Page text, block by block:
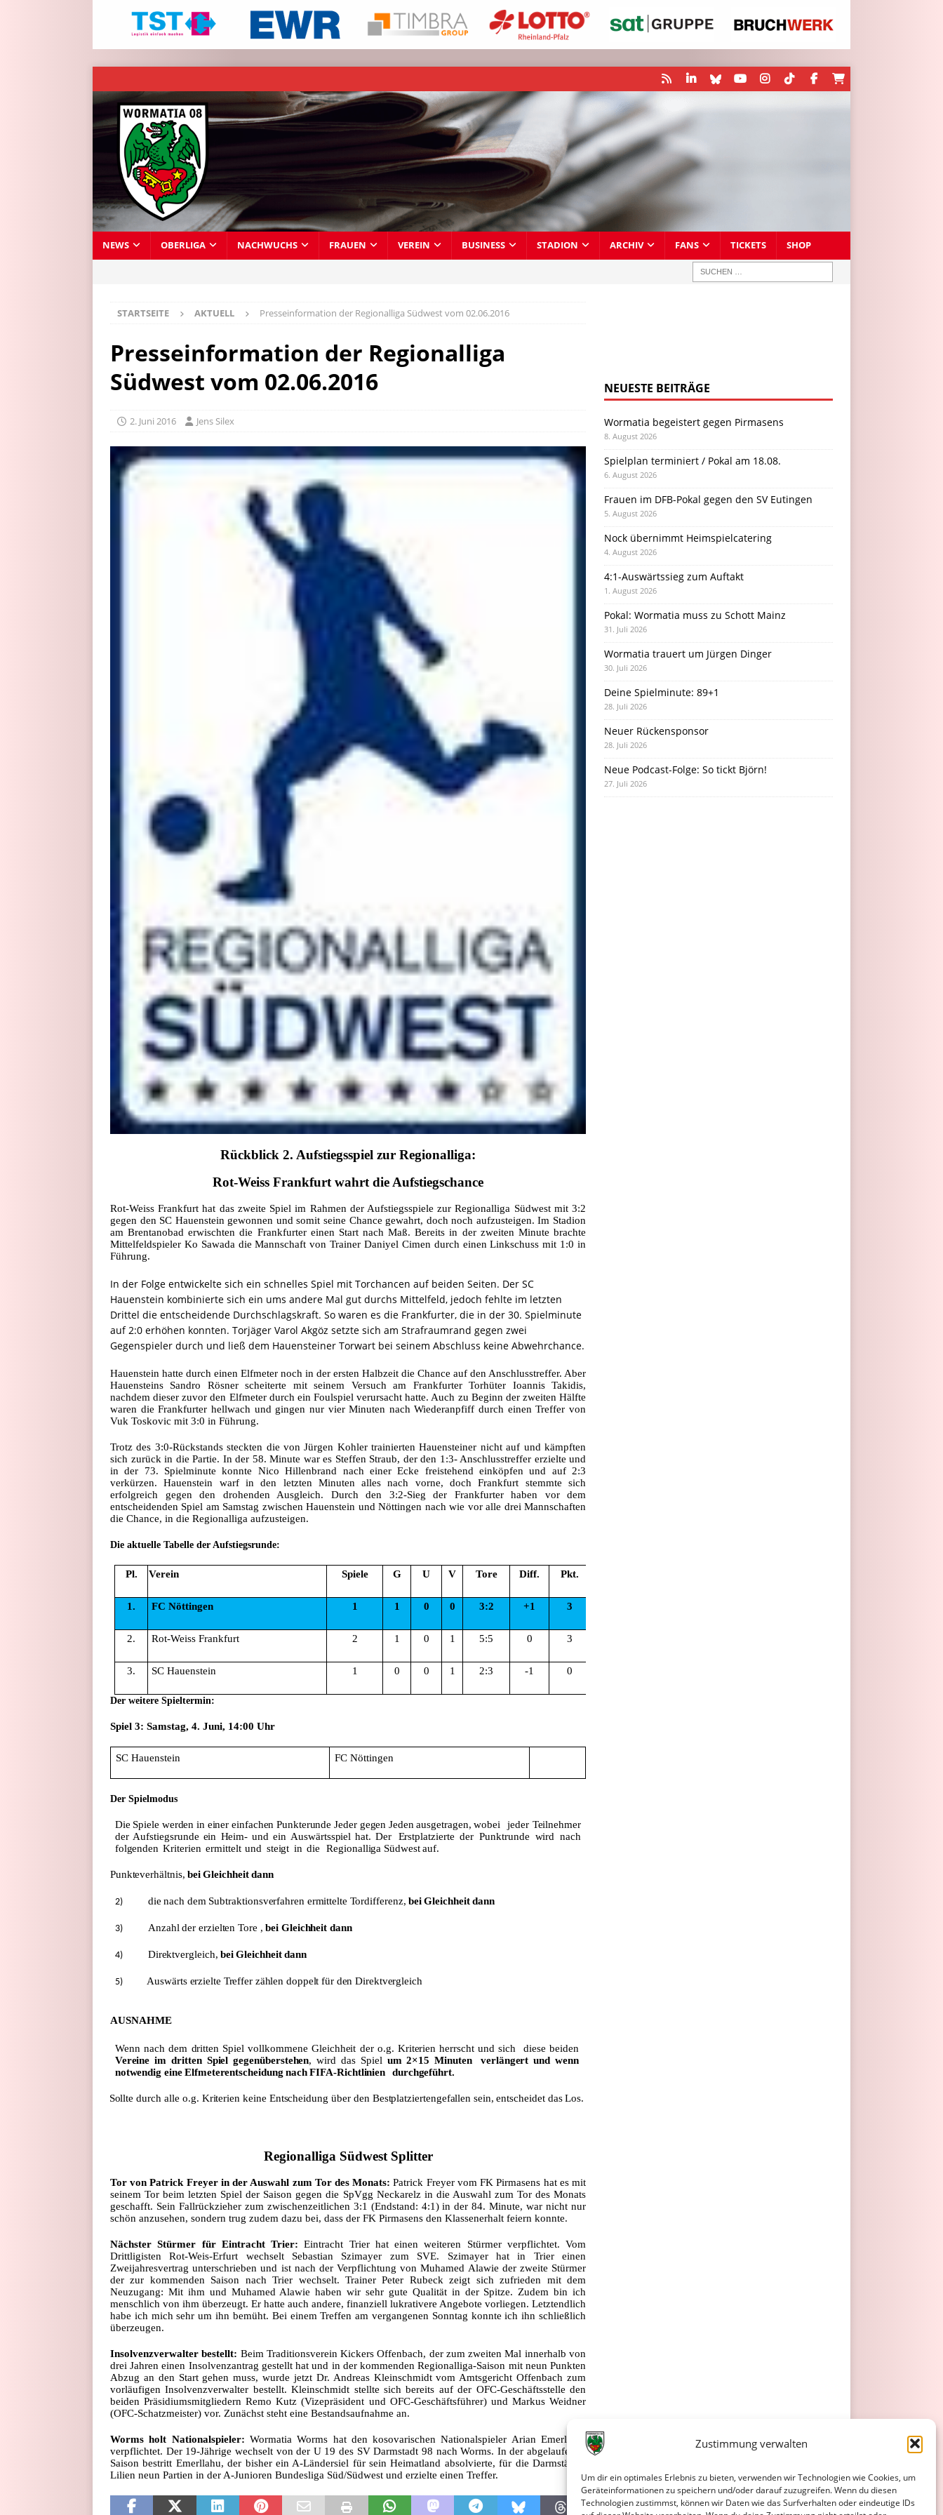
Zustimmung verwalten
Um dir ein optimales Erlebnis zu bieten, verwenden wir Technologien wie Cookies, um
Geräteinformationen zu speichern und/oder darauf zuzugreifen. Wenn du diesen
Technologien zustimmst, können wir Daten wie das Surfverhalten oder eindeutige IDs
NEWS OBERLIGA NACHWUCHS FRAUEN VEREIN BUSINESS STADION ARCHIV FANS TICKETS SHOP
STARTSEITE AKTUELL Presseinformation der Regionalliga Südwest vom 02.06.2016
Presseinformation der Regionalliga
Südwest vom 02.06.2016
2. Juni 2016 Jens Silex
Rückblick 2. Aufstiegsspiel zur Regionalliga:
Rot-Weiss Frankfurt wahrt die Aufstiegschance
Rot-Weiss Frankfurt hat das zweite Spiel im Rahmen der Aufstiegsspiele zur Regionalliga Südwest mit 3:2
gegen den SC Hauenstein gewonnen und somit seine Chance gewahrt, doch noch aufzusteigen. Im Stadion
am Brentanobad erwischten die Frankfurter einen Start nach Maß. Bereits in der zweiten Minute brachte
Mittelfeldspieler Ko Sawada die Mannschaft von Trainer Daniyel Cimen durch einen Linkschuss mit 1:0 in
Führung.
In der Folge entwickelte sich ein schnelles Spiel mit Torchancen auf beiden Seiten. Der SC
Hauenstein kombinierte sich ein ums andere Mal gut durchs Mittelfeld, jedoch fehlte im letzten
Drittel die entscheidende Durchschlagskraft. So waren es die Frankfurter, die in der 30. Spielminute
auf 2:0 erhöhen konnten. Torjäger Varol Akgöz setzte sich am Strafraumrand gegen zwei
Gegenspieler durch und ließ dem Hauensteiner Torwart bei seinem Abschluss keine Abwehrchance.
Hauenstein hatte durch einen Elfmeter noch in der ersten Halbzeit die Chance auf den Anschlusstreffer. Aber
Hauensteins Sandro Rösner scheiterte mit seinem Versuch am Frankfurter Torhüter Ioannis Takidis,
nachdem dieser zuvor den Elfmeter durch ein Foulspiel verursacht hatte. Auch zu Beginn der zweiten Hälfte
waren die Frankfurter hellwach und gingen nur vier Minuten nach Wiederanpfiff durch einen Treffer von
Vuk Toskovic mit 3:0 in Führung.
Trotz des 3:0-Rückstands steckten die von Jürgen Kohler trainierten Hauensteiner nicht auf und kämpften
sich zurück in die Partie. In der 58. Minute war es Steffen Straub, der den 1:3- Anschlusstreffer erzielte und
in der 73. Spielminute konnte Nico Hillenbrand nach einer Ecke freistehend einköpfen und auf 2:3
verkürzen. Hauenstein warf in den letzten Minuten alles nach vorne, doch Frankfurt stemmte sich
erfolgreich gegen den drohenden Ausgleich. Durch den 3:2-Sieg der Frankfurter haben vor dem
entscheidenden Spiel am Samstag zwischen Hauenstein und Nöttingen nach wie vor alle drei Mannschaften
die Chance, in die Regionalliga aufzusteigen.
Die aktuelle Tabelle der Aufstiegsrunde:
Pl. Verein Spiele G U V Tore Diff. Pkt.
1. FC Nöttingen 1 1 0 0 3:2 +1 3
2. Rot-Weiss Frankfurt 2 1 0 1 5:5 0 3
3. SC Hauenstein 1 0 0 1 2:3 -1 0
Der weitere Spieltermin:
Spiel 3: Samstag, 4. Juni, 14:00 Uhr
SC Hauenstein FC Nöttingen
Der Spielmodus
Die Spiele werden in einer einfachen Punkterunde Jeder gegen Jeden ausgetragen, wobei jeder Teilnehmer
der Aufstiegsrunde ein Heim- und ein Auswärtsspiel hat. Der Erstplatzierte der Punktrunde wird nach
folgenden Kriterien ermittelt und steigt in die Regionalliga Südwest auf.
Punkteverhältnis, bei Gleichheit dann
2) die nach dem Subtraktionsverfahren ermittelte Tordifferenz, bei Gleichheit dann
3) Anzahl der erzielten Tore , bei Gleichheit dann
4) Direktvergleich, bei Gleichheit dann
5) Auswärts erzielte Treffer zählen doppelt für den Direktvergleich
AUSNAHME
Wenn nach dem dritten Spiel vollkommene Gleichheit der o.g. Kriterien herrscht und sich diese beiden
Vereine im dritten Spiel gegenüberstehen, wird das Spiel um 2×15 Minuten verlängert und wenn
notwendig eine Elfmeterentscheidung nach FIFA-Richtlinien durchgeführt.
Sollte durchalle o.g. Kriterien keine Entscheidung über den Bestplatziertengefallen sein, entscheidet das Los.
Regionalliga SüdwestSplitter
Tor von Patrick Freyer in der Auswahl zum Tor des Monats:Patrick Freyer vom FK Pirmasens hat es mit
seinem Tor beim letzten Spiel der Saison gegen die SpVgg Neckarelz in die Auswahl zum Tor des Monats
geschafft. Sein Fallrückzieher zum zwischenzeitlichen 3:1 (Endstand: 4:1) in der 84. Minute, war nicht nur
schön anzusehen, sondern trug zudem dazu bei, dass der FK Pirmasens den Klassenerhalt feiern konnte.
Nächster Stürmer für Eintracht Trier:Eintracht Trier hat einen weiteren Stürmer verpflichtet. Vom
Drittligisten Rot-Weis-Erfurt wechselt Sebastian Szimayer zum SVE. Szimayer hat in Trier einen
Zweijahresvertrag unterschrieben und ist nach der Verpflichtung von Muhamed Alawie der zweite Stürmer
der zur kommenden Saison nach Trier wechselt. Trainer Peter Rubeck zeigt sich zufrieden mit dem
Neuzugang: Mit ihm und Muhamed Alawie haben wir sehr gute Qualität in der Spitze. Zudem bin ich
menschlich von ihm überzeugt. Er hatte auch andere, finanziell lukrativere Angebote vorliegen. Letztendlich
habe ich mich sehr um ihn bemüht. Bei einem Treffen am vergangenen Sonntag konnte ich ihn schließlich
überzeugen.
Insolvenzverwalter bestellt: Beim Traditionsverein Kickers Offenbach, der zum zweiten Mal innerhalb von
drei Jahren einen Insolvenzantrag gestellt hat und in der kommenden Regionalliga-Saison mit neun Punkten
Abzug an den Start gehen muss, wurde jetzt Dr. Andreas Kleinschmidt vom Amtsgericht Offenbach zum
vorläufigen Insolvenzverwalter bestellt. Kleinschmidt stellte sich bereits auf der OFC-Geschäftsstelle den
beiden Präsidiumsmitgliedern Remo Kutz (Vizepräsident und OFC-Geschäftsführer) und Markus Weidner
(OFC-Schatzmeister) vor. Zunächst steht eine Bestandsaufnahme an.
Worms holt Nationalspieler: Wormatia Worms hat den kosovarischen Nationalspieler Arian Emerllahu
verpflichtet. Der 19-Jährige wechselt von der U 19 des SV Darmstadt 98 nach Worms. In der abgelaufenen
Saison bestritt Emerllahu, der bisher ein A-Ländersiel für sein Heimatland absolvierte, für die Darmstädter
Lilien neun Partien in der A-Junioren Bundesliga Süd/Südwest und erzielte einen Treffer.
NEUESTE BEITRÄGE
Wormatia begeistert gegen Pirmasens
8. August 2026
Spielplan terminiert / Pokal am 18.08.
6. August 2026
Frauen im DFB-Pokal gegen den SV Eutingen
5. August 2026
Nock übernimmt Heimspielcatering
4. August 2026
4:1-Auswärtssieg zum Auftakt
1. August 2026
Pokal: Wormatia muss zu Schott Mainz
31. Juli 2026
Wormatia trauert um Jürgen Dinger
30. Juli 2026
Deine Spielminute: 89+1
28. Juli 2026
Neuer Rückensponsor
28. Juli 2026
Neue Podcast-Folge: So tickt Björn!
27. Juli 2026